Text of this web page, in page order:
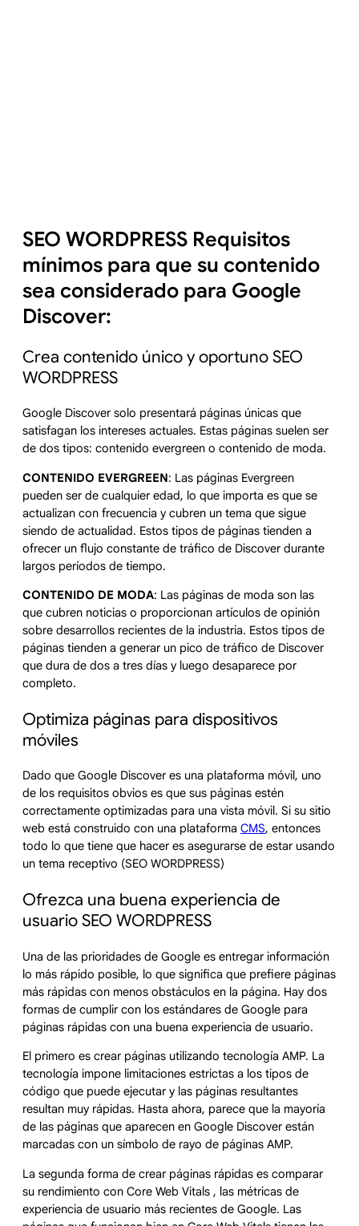
SEO WORDPRESS Requisitos
mínimos para que su contenido
sea considerado para Google
Discover:
Crea contenido único y oportuno SEO
WORDPRESS
Google Discover solo presentará páginas únicas que
satisfagan los intereses actuales. Estas páginas suelen ser
de dos tipos: contenido evergreen o contenido de moda.
CONTENIDO EVERGREEN: Las páginas Evergreen
pueden ser de cualquier edad, lo que importa es que se
actualizan con frecuencia y cubren un tema que sigue
siendo de actualidad. Estos tipos de páginas tienden a
ofrecer un flujo constante de tráfico de Discover durante
largos períodos de tiempo.
CONTENIDO DE MODA: Las páginas de moda son las
que cubren noticias o proporcionan artículos de opinión
sobre desarrollos recientes de la industria. Estos tipos de
páginas tienden a generar un pico de tráfico de Discover
que dura de dos a tres días y luego desaparece por
completo.
Optimiza páginas para dispositivos
móviles
Dado que Google Discover es una plataforma móvil, uno
de los requisitos obvios es que sus páginas estén
correctamente optimizadas para una vista móvil. Si su sitio
web está construido con una plataforma CMS, entonces
todo lo que tiene que hacer es asegurarse de estar usando
un tema receptivo (SEO WORDPRESS)
Ofrezca una buena experiencia de
usuario SEO WORDPRESS
Una de las prioridades de Google es entregar información
lo más rápido posible, lo que significa que prefiere páginas
más rápidas con menos obstáculos en la página. Hay dos
formas de cumplir con los estándares de Google para
páginas rápidas con una buena experiencia de usuario.
El primero es crear páginas utilizando tecnología AMP. La
tecnología impone limitaciones estrictas a los tipos de
código que puede ejecutar y las páginas resultantes
resultan muy rápidas. Hasta ahora, parece que la mayoría
de las páginas que aparecen en Google Discover están
marcadas con un símbolo de rayo de páginas AMP.
La segunda forma de crear páginas rápidas es comparar
su rendimiento con Core Web Vitals , las métricas de
experiencia de usuario más recientes de Google. Las